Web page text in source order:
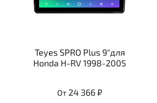
Teyes SPRO Plus 9"для
Honda H-RV 1998-2005
От 24 366 ₽